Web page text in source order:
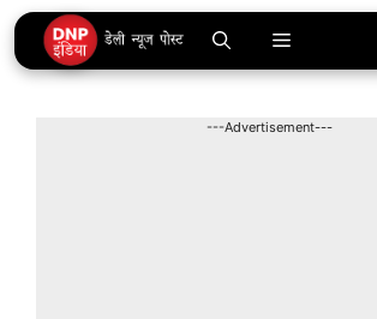
Skip
to
content
Menu
---Advertisement---